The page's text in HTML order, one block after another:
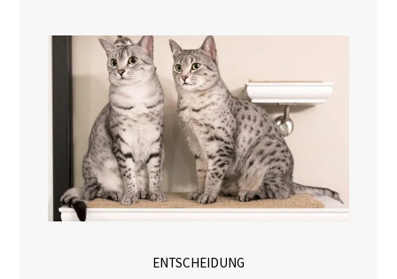
ENTSCHEIDUNG